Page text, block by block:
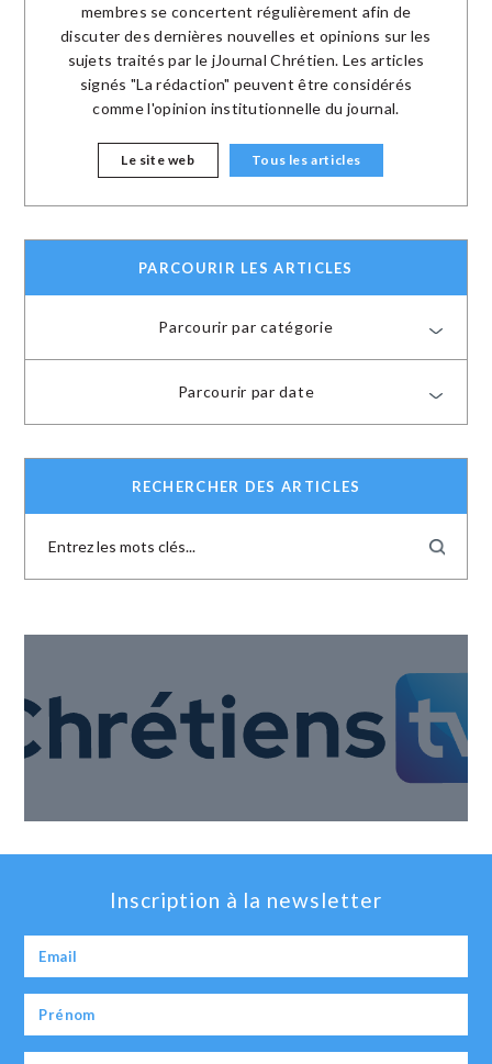
membres se concertent régulièrement afin de
discuter des dernières nouvelles et opinions sur les
sujets traités par le jJournal Chrétien. Les articles
signés "La rédaction" peuvent être considérés
comme l'opinion institutionnelle du journal.
Le site web Tous les articles
PARCOURIR LES ARTICLES
Parcourir par catégorie
Parcourir par date
RECHERCHER DES ARTICLES
Inscription à la newsletter